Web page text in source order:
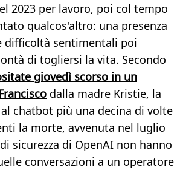
2023 per lavoro, poi col tempo
qualcos'altro: una presenza
difficoltà sentimentali poi
di togliersi la vita. Secondo
giovedì scorso in un
dalla madre Kristie, la
chatbot più una decina di volte
la morte, avvenuta nel luglio
sicurezza di OpenAI non hanno
conversazioni a un operatore